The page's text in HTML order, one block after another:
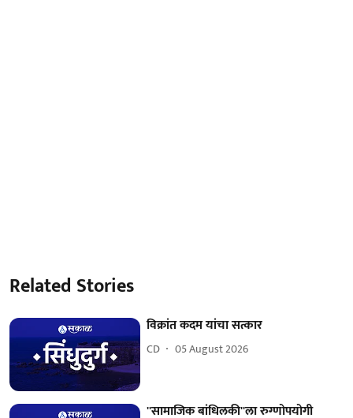
Related Stories
विक्रांत कदम यांचा सत्कार
CD 05 August 2026
''सामाजिक बांधिलकी''ला रुग्णोपयोगी